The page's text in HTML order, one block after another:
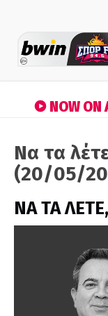
NOW ON
Να τα
(20/05/
ΝΑ ΤΑ